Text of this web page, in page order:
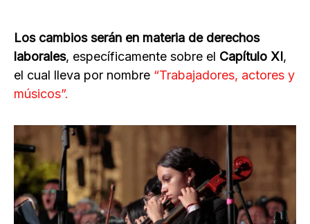
Los cambios serán en materia de derechos
laborales, específicamente sobre el Capítulo XI,
el cual lleva por nombre “Trabajadores, actores y
músicos”.